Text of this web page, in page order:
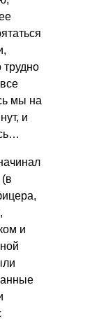
трудно
мы на
и
и